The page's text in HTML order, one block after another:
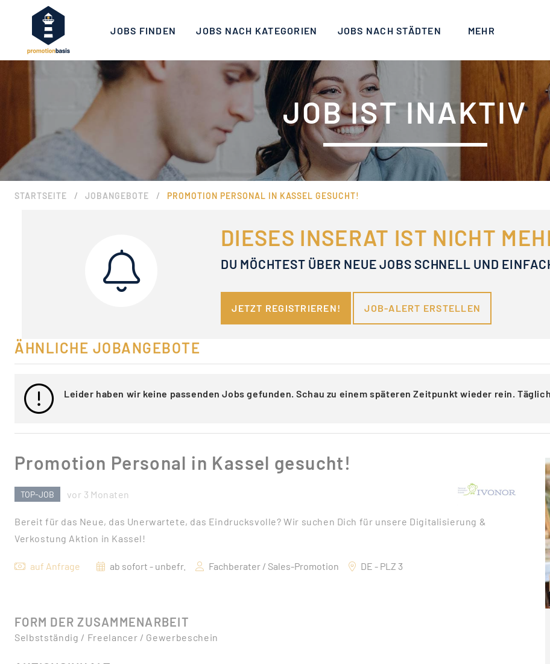
JOBS FINDEN JOBS NACH KATEGORIEN JOBS NACH STÄDTEN MEHR
JOB IST INAKTIV
STARTSEITE / JOBANGEBOTE / PROMOTION PERSONAL IN KASSEL GESUCHT!
DIESES INSERAT IST NICHT
DU MÖCHTEST ÜBER NEUE JOBS SCHNELL UND
JETZT REGISTRIEREN! JOB-ALERT ERSTELLEN
ÄHNLICHE JOBANGEBOTE
Leider haben wir keine passenden Jobs gefunden. Schau zu einem späteren Zeitpunkt wieder rein.
Promotion Personal in Kassel gesucht!
TOP-JOB vor 3 Monaten
Bereit für das Neue, das Unerwartete, das Eindrucksvolle? Wir suchen Dich für unsere Digitalisierung &
Verkostung Aktion in Kassel!
auf Anfrage ab sofort - unbefr. Fachberater / Sales-Promotion DE - PLZ 3
FORM DER ZUSAMMENARBEIT
Selbstständig / Freelancer / Gewerbeschein